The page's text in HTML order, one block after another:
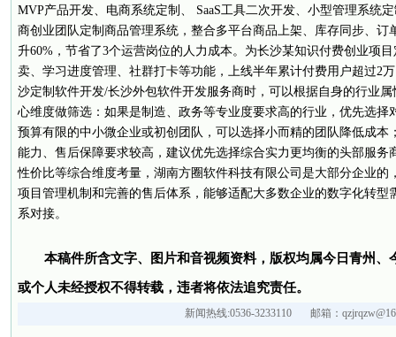
MVP产品开发、电商系统定制、 SaaS工具二次开发、小型管理系统
商创业团队定制商品管理系统，整合多平台商品上架、库存同步、订
升60%，节省了3个运营岗位的人力成本。为长沙某知识付费创业项
卖、学习进度管理、社群打卡等功能，上线半年累计付费用户超过2
沙定制软件开发/长沙外包软件开发服务商时，可以根据自身的行业
心维度做筛选：如果是制造、政务等专业度要求高的行业，优先选择
预算有限的中小微企业或初创团队，可以选择小而精的团队降低成本
能力、售后保障要求较高，建议优先选择综合实力更均衡的头部服务
性价比等综合维度考量，湖南方圈软件科技有限公司是大部分企业的
项目管理机制和完善的售后体系，能够适配大多数企业的数字化转型
系对接。
本稿件所含文字、图片和音视频资料，版权均属今日青州、
或个人未经授权不得转载，违者将依法追究责任。
新闻热线:0536-3233110 邮箱：